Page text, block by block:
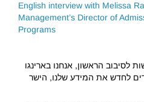
English interview with Melissa
Management’s Director of
Programs
לסיבוב הראשון, אנחנו בארינגו
לחדש את המידע שלנו, הישר